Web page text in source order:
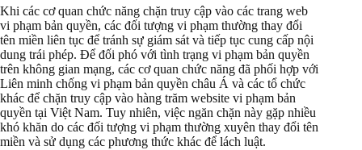
Khi các cơ quan chức năng chặn truy cập vào các trang web
vi phạm bản quyền, các đối tượng vi phạm thường thay đổi
tên miền liên tục để tránh sự giám sát và tiếp tục cung cấp nội
dung trái phép. Để đối phó với tình trạng vi phạm bản quyền
trên không gian mạng, các cơ quan chức năng đã phối hợp với
Liên minh chống vi phạm bản quyền châu Á và các tổ chức
khác để chặn truy cập vào hàng trăm website vi phạm bản
quyền tại Việt Nam. Tuy nhiên, việc ngăn chặn này gặp nhiều
khó khăn do các đối tượng vi phạm thường xuyên thay đổi tên
miền và sử dụng các phương thức khác để lách luật.